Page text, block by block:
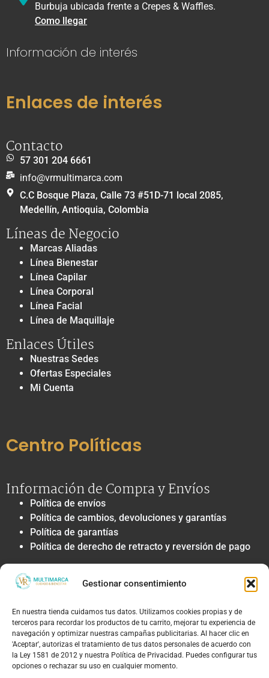
Gestionar consentimiento
En nuestra tienda cuidamos tus datos. Utilizamos cookies propias y de
terceros para recordar los productos de tu carrito, mejorar tu experiencia de
navegación y optimizar nuestras campañas publicitarias. Al hacer clic en
'Aceptar', autorizas el tratamiento de tus datos personales de acuerdo con
la Ley 1581 de 2012 y nuestra Política de Privacidad. Puedes configurar tus
opciones o rechazar su uso en cualquier momento.
Burbuja ubicada frente a Crepes & Waffles.
Como llegar
Información de interés
Enlaces de interés
Contacto
57 301 204 6661
info@vrmultimarca.com
C.C Bosque Plaza, Calle 73 #51D-71 local 2085,
Medellín, Antioquia, Colombia
Líneas de Negocio
Marcas Aliadas
Línea Bienestar
Línea Capilar
Línea Corporal
Línea Facial
Línea de Maquillaje
Enlaces Útiles
Nuestras Sedes
Ofertas Especiales
Mi Cuenta
Centro Políticas
Información de Compra y Envíos
Política de envíos
Política de cambios, devoluciones y garantías
Política de garantías
Política de derecho de retracto y reversión de pago
Privacidad y Tratamiento de Datos
Política de privacidad y tratamiento de datos
Autorización de contacto, marketing y
comunicaciones comerciales
Política de cookies
Términos Legales y Soporte